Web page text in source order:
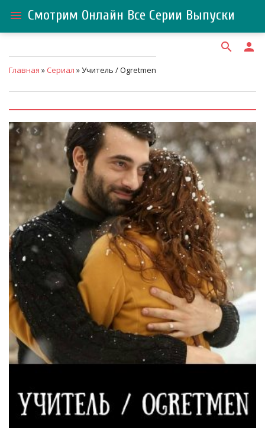
menu Смотрим Онлайн Все Серии Выпуски
search person
Главная » Сериал » Учитель / Ogretmen